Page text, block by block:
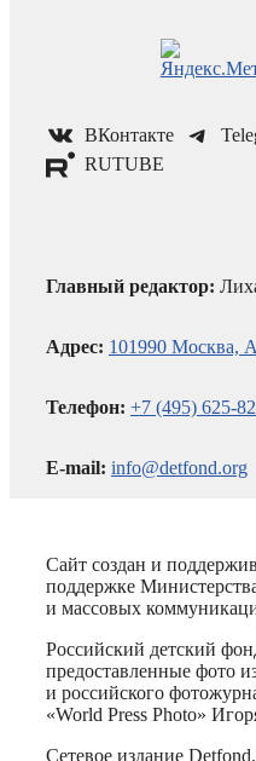
ВКонтакте
RUTUBE
Главный редактор:
Адрес: 101990 Москва,
Телефон: +7 (495) 625-
E-mail: info@detfond.org
Сайт создан и
поддержке
и массовых
Российский детский
предоставленные фото
и российского
«World Press Photo»
Сетевое издание Detfond.